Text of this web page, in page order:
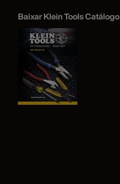
Baixar Klein Tools Catálogo